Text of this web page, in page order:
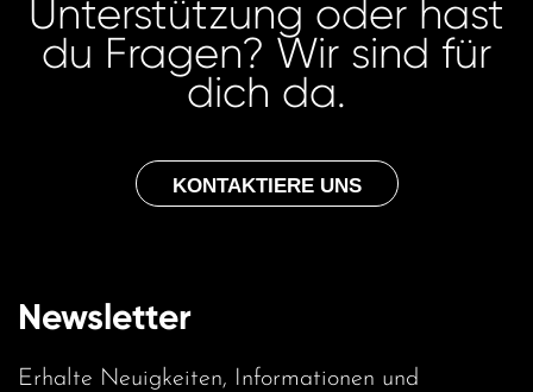
Unterstützung oder hast
du Fragen? Wir sind für
dich da.
KONTAKTIERE UNS
Newsletter
Erhalte Neuigkeiten, Informationen und